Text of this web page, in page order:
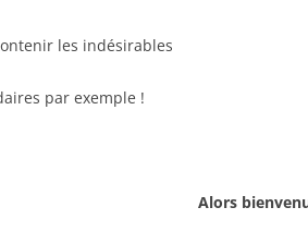
les indésirables
par exemple !
Alors